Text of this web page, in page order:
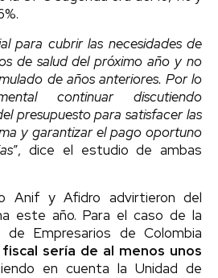
para cubrir las necesidades de
de salud del próximo año y no
de años anteriores. Por lo
continuar discutiendo
presupuesto para satisfacer las
y garantizar el pago oportuno
”, dice el estudio de ambas
Anif y Afidro advirtieron del
este año. Para el caso de la
de Empresarios de Colombia
sería de al menos unos
en cuenta la Unidad de